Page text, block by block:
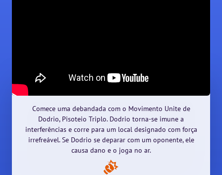
Comece uma debandada com o Movimento Unite de
Dodrio, Pisoteio Triplo. Dodrio torna-se imune a
interferências e corre para um local designado com força
irrefreável. Se Dodrio se deparar com um oponente, ele
causa dano e o joga no ar.